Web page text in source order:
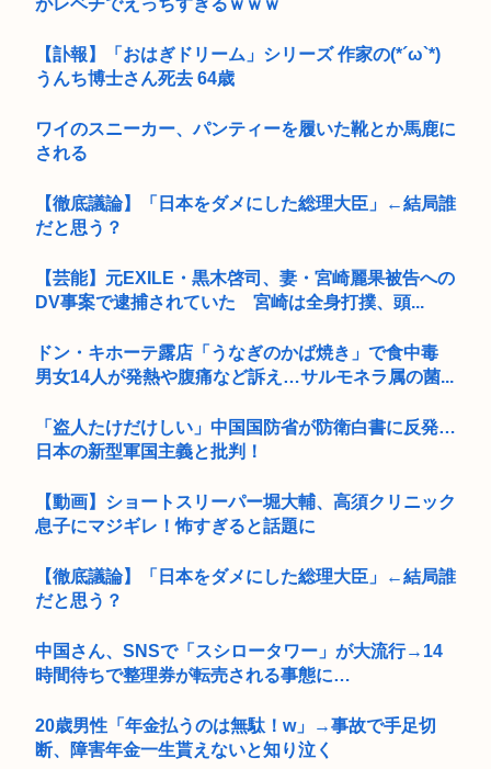
【訃報】「おはぎドリーム」シリーズ 作家の(*´ω`*)
うんち博士さん死去 64歳
ワイのスニーカー、パンティーを履いた靴とか馬鹿に
される
【徹底議論】「日本をダメにした総理大臣」←結局誰
だと思う？
【芸能】元EXILE・黒木啓司、妻・宮崎麗果被告への
DV事案で逮捕されていた 宮崎は全身打撲、頭...
ドン・キホーテ露店「うなぎのかば焼き」で食中毒
男女14人が発熱や腹痛など訴え…サルモネラ属の菌...
「盗人たけだけしい」中国国防省が防衛白書に反発…
日本の新型軍国主義と批判！
【動画】ショートスリーパー堀大輔、高須クリニック
息子にマジギレ！怖すぎると話題に
【徹底議論】「日本をダメにした総理大臣」←結局誰
だと思う？
中国さん、SNSで「スシロータワー」が大流行→14
時間待ちで整理券が転売される事態に…
20歳男性「年金払うのは無駄！w」→事故で手足切
断、障害年金一生貰えないと知り泣く